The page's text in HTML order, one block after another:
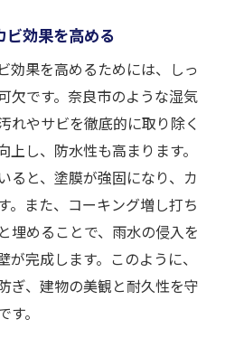
向上の実例
えた塗料選び
した外壁塗装が住まいを守
に強い塗装方法
メリット
ばすための塗装設計
た塗料選び
の両立
塗装技術
ビ効果を高める
効果を高めるためには、しっ
欠です。奈良市のような湿気
れやサビを徹底的に取り除く
し、防水性も高まります。
ると、塗膜が強固になり、カ
。また、コーキング増し打ち
埋めることで、雨水の侵入を
完成します。このように、
ぎ、建物の美観と耐久性を守
。